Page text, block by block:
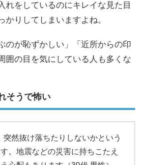
れをしているのにキレイな見た目
かりしてしまいますよね。
のが恥ずかしい」「近所からの印
囲の目を気にしている人も多くな
そうで怖い
突然抜け落ちたりしないかという
。地震などの災害に持ちこたえ